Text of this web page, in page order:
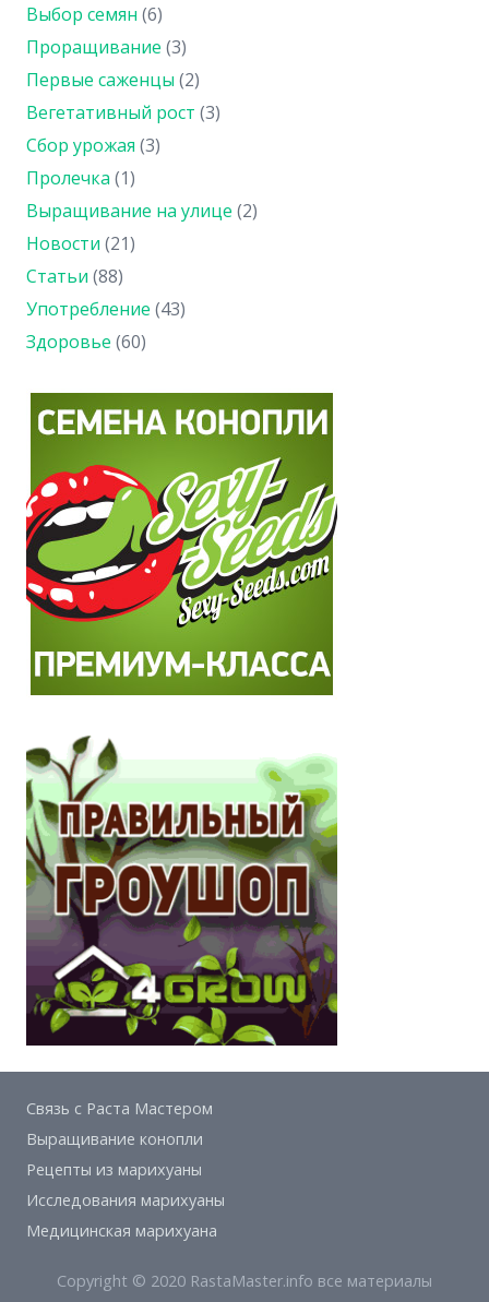
Выбор семян (6)
Проращивание (3)
Первые саженцы (2)
Вегетативный рост (3)
Сбор урожая (3)
Пролечка (1)
Выращивание на улице (2)
Новости (21)
Статьи (88)
Употребление (43)
Здоровье (60)
Связь с Раста Мастером
Выращивание конопли
Рецепты из марихуаны
Исследования марихуаны
Медицинская марихуана
Copyright © 2020 RastaMaster.info все материалы